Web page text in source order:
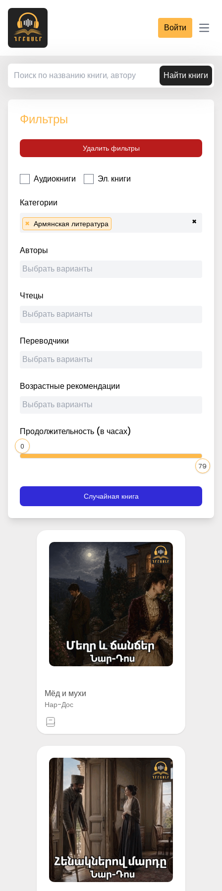
Войти
Найти книги
Фильтры
Удалить фильтры
Аудиокниги Эл. книги
Категории
×
× Армянская литература
Авторы
Чтецы
Переводчики
Возрастные рекомендации
Продолжительность (в часах)
0
79
Случайная книга
Мёд и мухи
Нар-Дос